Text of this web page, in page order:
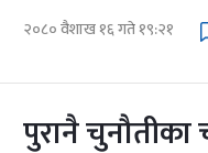
२०८० वैशाख १६ गते १९:२१
पुरानै चुनौतीका